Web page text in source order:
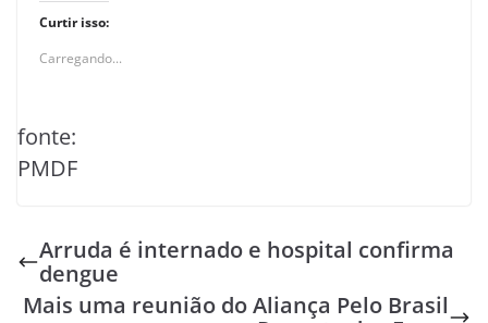
Curtir isso:
Carregando...
fonte:
PMDF
Arruda é internado e hospital confirma
dengue
Mais uma reunião do Aliança Pelo Brasil